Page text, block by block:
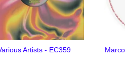
Artists - EC359